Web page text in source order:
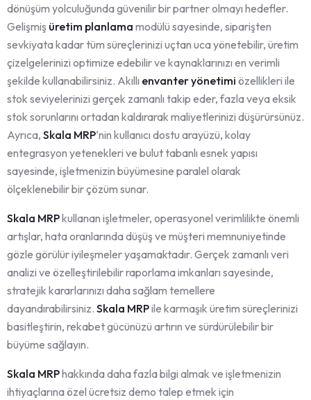
dönüşüm yolculuğunda güvenilir bir partner olmayı hedefler.
Gelişmiş üretim planlama modülü sayesinde, siparişten
sevkiyata kadar tüm süreçlerinizi uçtan uca yönetebilir, üretim
çizelgelerinizi optimize edebilir ve kaynaklarınızı en verimli
şekilde kullanabilirsiniz. Akıllı envanter yönetimi özellikleri ile
stok seviyelerinizi gerçek zamanlı takip eder, fazla veya eksik
stok sorunlarını ortadan kaldırarak maliyetlerinizi düşürürsünüz.
Ayrıca, Skala MRP‘nin kullanıcı dostu arayüzü, kolay
entegrasyon yetenekleri ve bulut tabanlı esnek yapısı
sayesinde, işletmenizin büyümesine paralel olarak
ölçeklenebilir bir çözüm sunar.
Skala MRPkullanan işletmeler, operasyonel verimlilikte önemli
artışlar, hata oranlarında düşüş ve müşteri memnuniyetinde
gözle görülür iyileşmeler yaşamaktadır. Gerçek zamanlı veri
analizi ve özelleştirilebilir raporlama imkanları sayesinde,
stratejik kararlarınızı daha sağlam temellere
dayandırabilirsiniz. Skala MRPile karmaşık üretim süreçlerinizi
basitleştirin, rekabet gücünüzü artırın ve sürdürülebilir bir
büyüme sağlayın.
Skala MRPhakkında daha fazla bilgi almak ve işletmenizin
ihtiyaçlarına özel ücretsiz demo talep etmek için